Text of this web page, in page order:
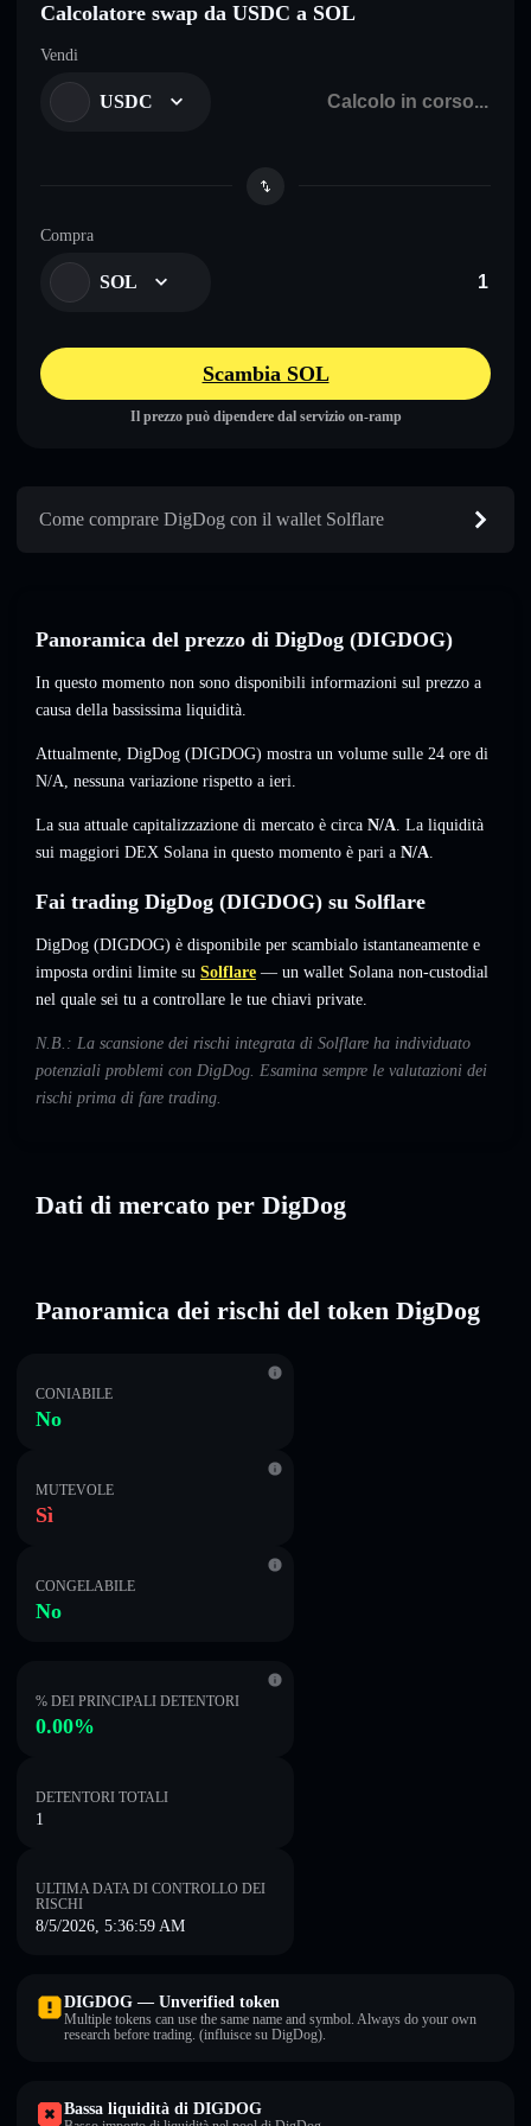
Calcolatore swap da USDC a SOL
Vendi
USDC
Compra
SOL
Scambia SOL
Il prezzo può dipendere dal servizio on-ramp
Come comprare DigDog con il wallet Solflare
Panoramica del prezzo di DigDog (DIGDOG)
In questo momento non sono disponibili informazioni sul prezzo a
causa della bassissima liquidità.
Attualmente, DigDog (DIGDOG) mostra un volume sulle 24 ore di
N/A, nessuna variazione rispetto a ieri.
La sua attuale capitalizzazione di mercato è circa N/A. La liquidità
sui maggiori DEX Solana in questo momento è pari a N/A.
Fai trading DigDog (DIGDOG) su Solflare
DigDog (DIGDOG) è disponibile per scambialo istantaneamente e
imposta ordini limite su Solflare — un wallet Solana non-custodial
nel quale sei tu a controllare le tue chiavi private.
N.B.: La scansione dei rischi integrata di Solflare ha individuato
potenziali problemi con DigDog. Esamina sempre le valutazioni dei
rischi prima di fare trading.
Dati di mercato per DigDog
Panoramica dei rischi del token DigDog
CONIABILE
No
MUTEVOLE
Sì
CONGELABILE
No
% DEI PRINCIPALI DETENTORI
0.00%
DETENTORI TOTALI
1
ULTIMA DATA DI CONTROLLO DEI
RISCHI
8/5/2026, 5:36:59 AM
DIGDOG — Unverified token
Multiple tokens can use the same name and symbol. Always do your own
research before trading. (influisce su DigDog).
Bassa liquidità di DIGDOG